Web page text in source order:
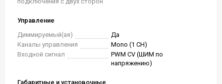
Управление
Диммируемый(ая)
Да
Каналы управления
Mono (1 CH)
Входной сигнал
PWM СV (ШИМ по
напряжению)
Габаритные и установочные